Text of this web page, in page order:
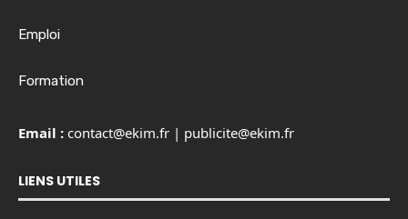
Emploi
Formation
Email : contact@ekim.fr | publicite@ekim.fr
LIENS UTILES